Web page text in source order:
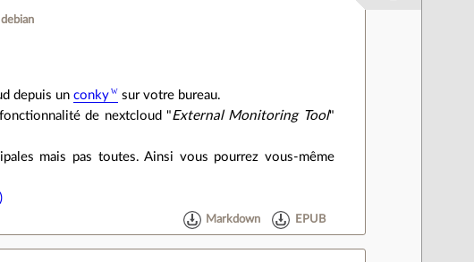
debian
depuis unconky
sur votre bureau.
de nextcloud "External Monitoring Tool"
mais pas toutes. Ainsi vous pourrez vous-même
Markdown EPUB